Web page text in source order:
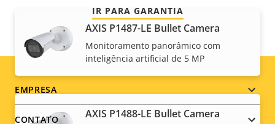
AXIS P1487-LE Bullet Camera
Monitoramento panorâmico com
inteligência artificial de 5 MP
AXIS P1488-LE Bullet Camera
IR PARA GARANTIA
Footer
EMPRESA
CONTATO